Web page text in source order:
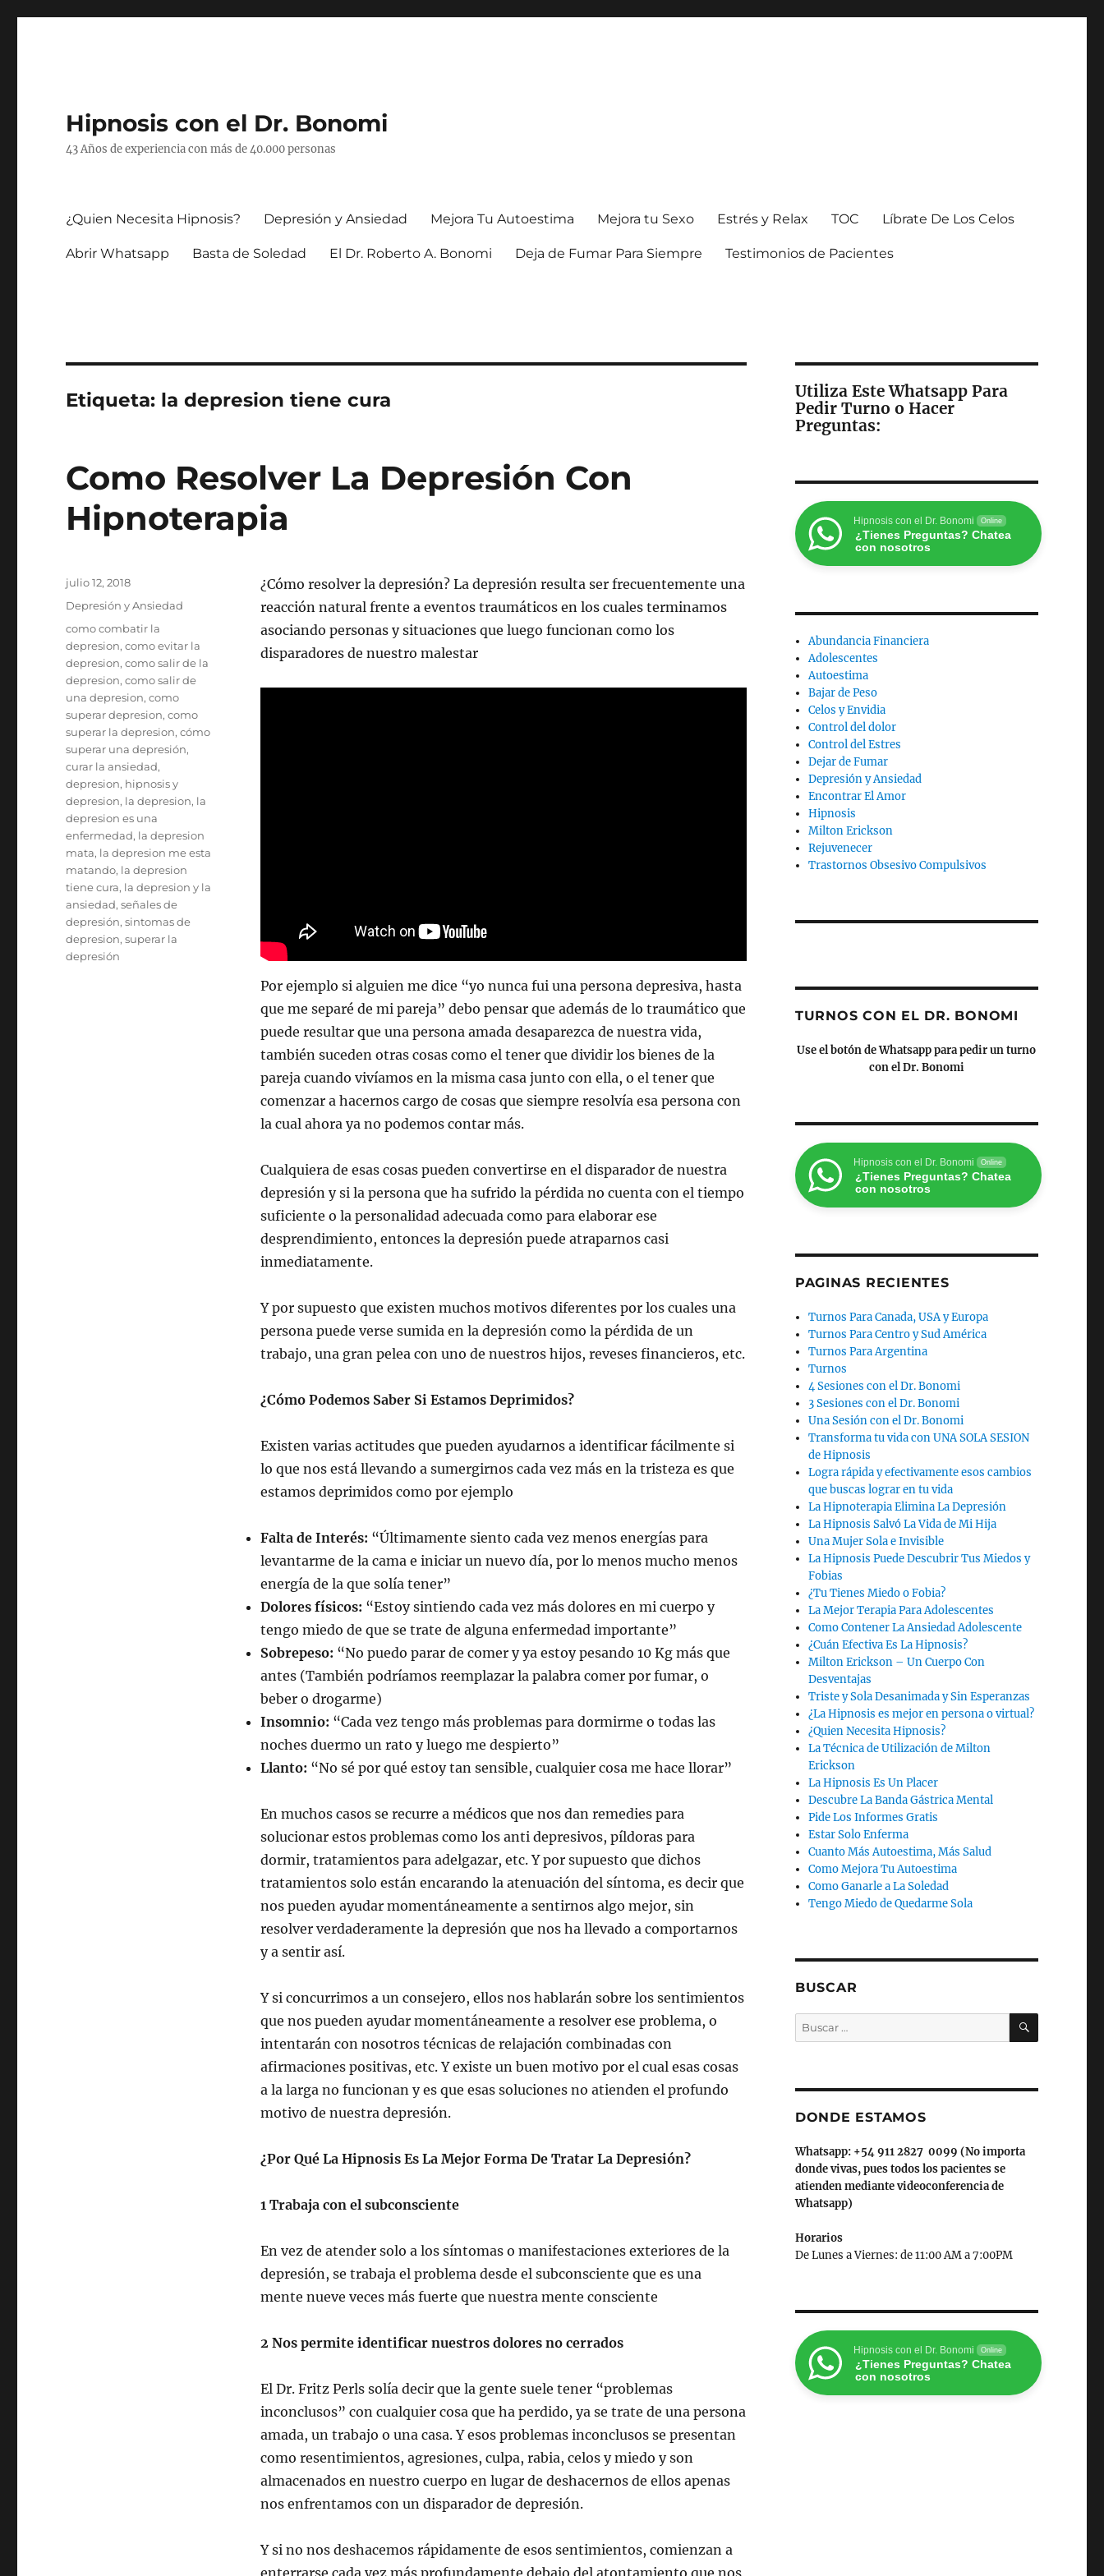
Hipnosis con el Dr. Bonomi
43 Años de experiencia con más de 40.000 personas
¿Quien Necesita Hipnosis? Depresión y Ansiedad Mejora Tu Autoestima Mejora tu Sexo Estrés y Relax TOC Líbrate De Los Celos
Abrir Whatsapp Basta de Soledad El Dr. Roberto A. Bonomi Deja de Fumar Para Siempre Testimonios de Pacientes
Etiqueta: la depresion tiene cura
Como Resolver La Depresión Con
Hipnoterapia
¿Cómo resolver la depresión? La depresión resulta ser frecuentemente una
reacción natural frente a eventos traumáticos en los cuales terminamos
asociando personas y situaciones que luego funcionan como los
disparadores de nuestro malestar
Por ejemplo si alguien me dice “yo nunca fui una persona depresiva, hasta
que me separé de mi pareja” debo pensar que además de lo traumático que
puede resultar que una persona amada desaparezca de nuestra vida,
también suceden otras cosas como el tener que dividir los bienes de la
pareja cuando vivíamos en la misma casa junto con ella, o el tener que
comenzar a hacernos cargo de cosas que siempre resolvía esa persona con
la cual ahora ya no podemos contar más.
Cualquiera de esas cosas pueden convertirse en el disparador de nuestra
depresión y si la persona que ha sufrido la pérdida no cuenta con el tiempo
suficiente o la personalidad adecuada como para elaborar ese
desprendimiento, entonces la depresión puede atraparnos casi
inmediatamente.
Y por supuesto que existen muchos motivos diferentes por los cuales una
persona puede verse sumida en la depresión como la pérdida de un
trabajo, una gran pelea con uno de nuestros hijos, reveses financieros, etc.
¿Cómo Podemos Saber Si Estamos Deprimidos?
Existen varias actitudes que pueden ayudarnos a identificar fácilmente si
lo que nos está llevando a sumergirnos cada vez más en la tristeza es que
estamos deprimidos como por ejemplo
Falta de Interés: “Últimamente siento cada vez menos energías para
levantarme de la cama e iniciar un nuevo día, por lo menos mucho menos
energía de la que solía tener”
Dolores físicos: “Estoy sintiendo cada vez más dolores en mi cuerpo y
tengo miedo de que se trate de alguna enfermedad importante”
Sobrepeso: “No puedo parar de comer y ya estoy pesando 10 Kg más que
antes (También podríamos reemplazar la palabra comer por fumar, o
beber o drogarme)
Insomnio: “Cada vez tengo más problemas para dormirme o todas las
noches duermo un rato y luego me despierto”
Llanto: “No sé por qué estoy tan sensible, cualquier cosa me hace llorar”
En muchos casos se recurre a médicos que nos dan remedies para
solucionar estos problemas como los anti depresivos, píldoras para
dormir, tratamientos para adelgazar, etc. Y por supuesto que dichos
tratamientos solo están encarando la atenuación del síntoma, es decir que
nos pueden ayudar momentáneamente a sentirnos algo mejor, sin
resolver verdaderamente la depresión que nos ha llevado a comportarnos
y a sentir así.
Y si concurrimos a un consejero, ellos nos hablarán sobre los sentimientos
que nos pueden ayudar momentáneamente a resolver ese problema, o
intentarán con nosotros técnicas de relajación combinadas con
afirmaciones positivas, etc. Y existe un buen motivo por el cual esas cosas
a la larga no funcionan y es que esas soluciones no atienden el profundo
motivo de nuestra depresión.
¿Por Qué La Hipnosis Es La Mejor Forma De Tratar La Depresión?
1 Trabaja con el subconsciente
En vez de atender solo a los síntomas o manifestaciones exteriores de la
depresión, se trabaja el problema desde el subconsciente que es una
mente nueve veces más fuerte que nuestra mente consciente
2 Nos permite identificar nuestros dolores no cerrados
El Dr. Fritz Perls solía decir que la gente suele tener “problemas
inconclusos” con cualquier cosa que ha perdido, ya se trate de una persona
amada, un trabajo o una casa. Y esos problemas inconclusos se presentan
como resentimientos, agresiones, culpa, rabia, celos y miedo y son
almacenados en nuestro cuerpo en lugar de deshacernos de ellos apenas
nos enfrentamos con un disparador de depresión.
Y si no nos deshacemos rápidamente de esos sentimientos, comienzan a
enterrarse cada vez más profundamente debajo del atontamiento que nos
Publicado
julio 12, 2018
Categorías
Depresión y Ansiedad
Etiquetas
como combatir la
depresion,como evitar la
depresion,como salir de la
depresion,como salir de
una depresion,como
superar depresion,como
superar la depresion,cómo
superar una depresión,
curar la ansiedad,
depresion, hipnosis y
depresion, la depresion, la
depresion es una
enfermedad, la depresion
mata, la depresion me esta
matando, la depresion
tiene cura, la depresion y la
ansiedad,señales de
depresión,sintomas de
depresion,superar la
depresión
Utiliza Este Whatsapp Para
Pedir Turno o Hacer
Preguntas:
Hipnosis con el Dr. Bonomi Online
¿Tienes Preguntas? Chatea
con nosotros
Abundancia Financiera
Adolescentes
Autoestima
Bajar de Peso
Celos y Envidia
Control del dolor
Control del Estres
Dejar de Fumar
Depresión y Ansiedad
Encontrar El Amor
Hipnosis
Milton Erickson
Rejuvenecer
Trastornos Obsesivo Compulsivos
TURNOS CON EL DR. BONOMI
Use el botón de Whatsapp para pedir un turno
con el Dr. Bonomi
Hipnosis con el Dr. Bonomi Online
¿Tienes Preguntas? Chatea
con nosotros
PAGINAS RECIENTES
Turnos Para Canada, USA y Europa
Turnos Para Centro y Sud América
Turnos Para Argentina
Turnos
4 Sesiones con el Dr. Bonomi
3 Sesiones con el Dr. Bonomi
Una Sesión con el Dr. Bonomi
Transforma tu vida con UNA SOLA SESION
de Hipnosis
Logra rápida y efectivamente esos cambios
que buscas lograr en tu vida
La Hipnoterapia Elimina La Depresión
La Hipnosis Salvó La Vida de Mi Hija
Una Mujer Sola e Invisible
La Hipnosis Puede Descubrir Tus Miedos y
Fobias
¿Tu Tienes Miedo o Fobia?
La Mejor Terapia Para Adolescentes
Como Contener La Ansiedad Adolescente
¿Cuán Efectiva Es La Hipnosis?
Milton Erickson – Un Cuerpo Con
Desventajas
Triste y Sola Desanimada y Sin Esperanzas
¿La Hipnosis es mejor en persona o virtual?
¿Quien Necesita Hipnosis?
La Técnica de Utilización de Milton
Erickson
La Hipnosis Es Un Placer
Descubre La Banda Gástrica Mental
Pide Los Informes Gratis
Estar Solo Enferma
Cuanto Más Autoestima, Más Salud
Como Mejora Tu Autoestima
Como Ganarle a La Soledad
Tengo Miedo de Quedarme Sola
BUSCAR
Buscar
por:
BUSCAR
DONDE ESTAMOS
Whatsapp: +54 911 2827 0099 (No importa
donde vivas, pues todos los pacientes se
atienden mediante videoconferencia de
Whatsapp)
Horarios
De Lunes a Viernes: de 11:00 AM a 7:00PM
Hipnosis con el Dr. Bonomi Online
¿Tienes Preguntas? Chatea
con nosotros